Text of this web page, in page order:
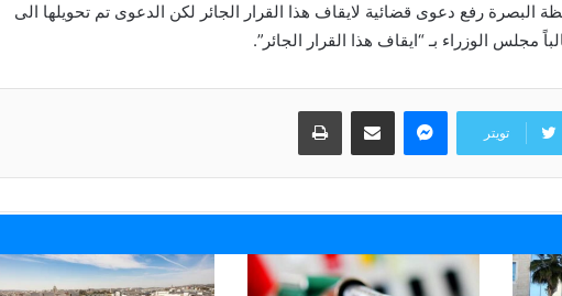
البصرة رفع دعوى قضائية لايقاف هذا القرار الجائر لكن الدعوى تم تحويلها الى
مجلس الوزراء بـ “ايقاف هذا القرار الجائر”.
تويتر
ماسنجر مشاركة عبر البريد طباعة